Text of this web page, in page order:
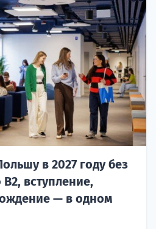
в 2027 году без
вступление,
— в одном